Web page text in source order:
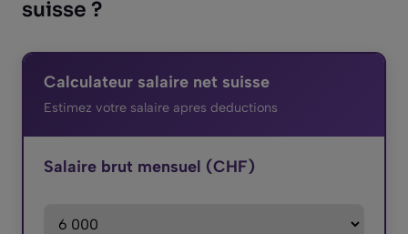
suisse ?
Calculateur salaire net suisse
Estimez votre salaire apres deductions
Salaire brut mensuel (CHF)